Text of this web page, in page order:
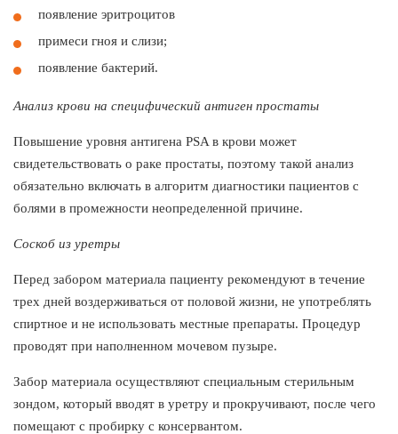
появление эритроцитов
примеси гноя и слизи;
появление бактерий.
Анализ крови на специфический антиген простаты
Повышение уровня антигена PSA в крови может
свидетельствовать о раке простаты, поэтому такой анализ
обязательно включать в алгоритм диагностики пациентов с
болями в промежности неопределенной причине.
Соскоб из уретры
Перед забором материала пациенту рекомендуют в течение
трех дней воздерживаться от половой жизни, не употреблять
спиртное и не использовать местные препараты. Процедур
проводят при наполненном мочевом пузыре.
Забор материала осуществляют специальным стерильным
зондом, который вводят в уретру и прокручивают, после чего
помещают с пробирку с консервантом.